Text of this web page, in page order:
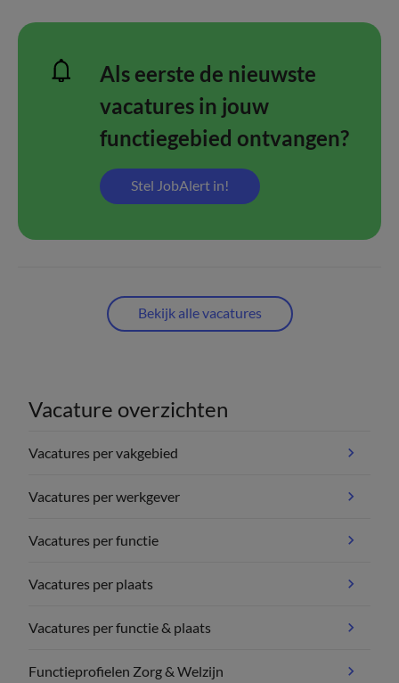
Als eerste de nieuwste
vacatures in jouw
functiegebied ontvangen?
Stel JobAlert in!
Bekijk alle vacatures
Vacature overzichten
Vacatures per vakgebied
Vacatures per werkgever
Vacatures per functie
Vacatures per plaats
Vacatures per functie & plaats
Functieprofielen Zorg & Welzijn